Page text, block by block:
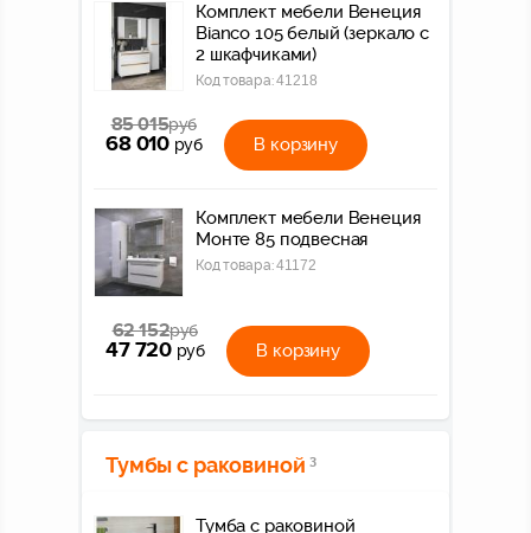
Комплект мебели Венеция
Bianco 105 белый (зеркало с
2 шкафчиками)
Код товара:41218
85 015руб
68 010 руб В корзину
Комплект мебели Венеция
Монте 85 подвесная
Код товара:41172
62 152руб
47 720 руб В корзину
Тумбы с раковиной 3
Тумба с раковиной